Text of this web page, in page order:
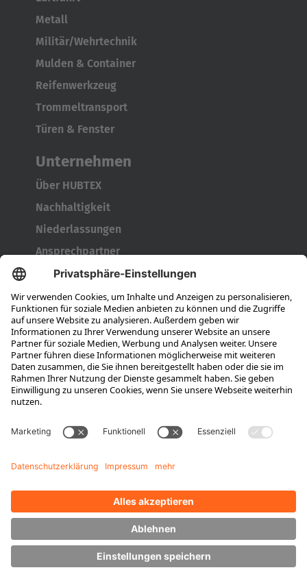
Metall
Militär/Wehrtechnik
Mulden & Container
Reifenwerkzeug
Trommeltransport
Türen & Fenster
Unternehmen
Über HUBTEX
Nachhaltigkeit
Niederlassungen
Ansprechpartner
Karriere
Ausbildung
Berufseinsteiger & Erfahrene
Das bieten wir
Das ist HUBTEX
Stellenangebote
Wissen
Energiemanagement
Outdoor Stapler
Seitenstapler
News